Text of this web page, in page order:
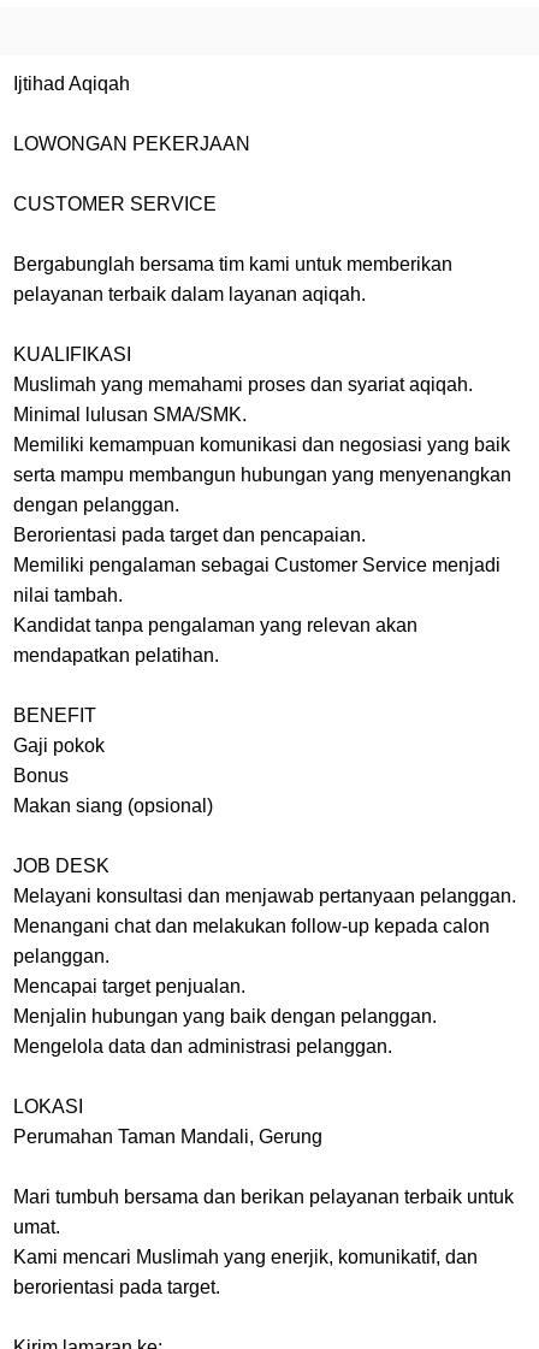
Ijtihad Aqiqah
LOWONGAN PEKERJAAN
CUSTOMER SERVICE
Bergabunglah bersama tim kami untuk memberikan
pelayanan terbaik dalam layanan aqiqah.
KUALIFIKASI
Muslimah yang memahami proses dan syariat aqiqah.
Minimal lulusan SMA/SMK.
Memiliki kemampuan komunikasi dan negosiasi yang baik
serta mampu membangun hubungan yang menyenangkan
dengan pelanggan.
Berorientasi pada target dan pencapaian.
Memiliki pengalaman sebagai Customer Service menjadi
nilai tambah.
Kandidat tanpa pengalaman yang relevan akan
mendapatkan pelatihan.
BENEFIT
Gaji pokok
Bonus
Makan siang (opsional)
JOB DESK
Melayani konsultasi dan menjawab pertanyaan pelanggan.
Menangani chat dan melakukan follow-up kepada calon
pelanggan.
Mencapai target penjualan.
Menjalin hubungan yang baik dengan pelanggan.
Mengelola data dan administrasi pelanggan.
LOKASI
Perumahan Taman Mandali, Gerung
Mari tumbuh bersama dan berikan pelayanan terbaik untuk
umat.
Kami mencari Muslimah yang enerjik, komunikatif, dan
berorientasi pada target.